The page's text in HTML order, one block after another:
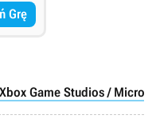
Grę
Xbox Game Studios /